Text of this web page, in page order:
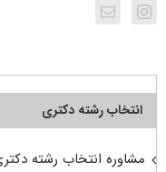
انتخاب رشته دکتری
مشاوره انتخاب رشته